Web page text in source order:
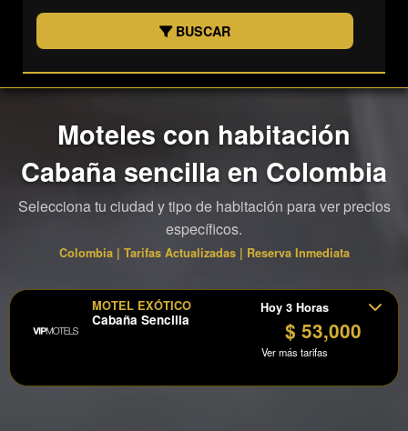
BUSCAR
Moteles con habitación
Cabaña sencilla en Colombia
Selecciona tu ciudad y tipo de habitación para ver precios
específicos.
Colombia | Tarifas Actualizadas | Reserva Inmediata
MOTEL EXÓTICO
Cabaña Sencilla
Hoy 3 Horas
$ 53,000
Ver más tarifas